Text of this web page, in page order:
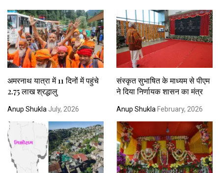
अमरनाथ यात्रा में 11 दिनों में पहुंचे
2.75 लाख श्रद्धालु
Anup Shukla July, 2026
संस्कृत सुभाषित के माध्यम से पीएम
ने दिया निर्णायक शासन का मंत्र
Anup Shukla February, 2026